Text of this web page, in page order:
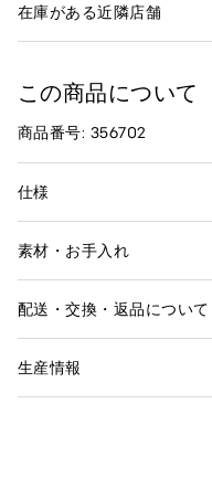
在庫がある近隣店舗
この商品について
商品番号: 356702
仕様
素材・お手入れ
配送・交換・返品について
生産情報